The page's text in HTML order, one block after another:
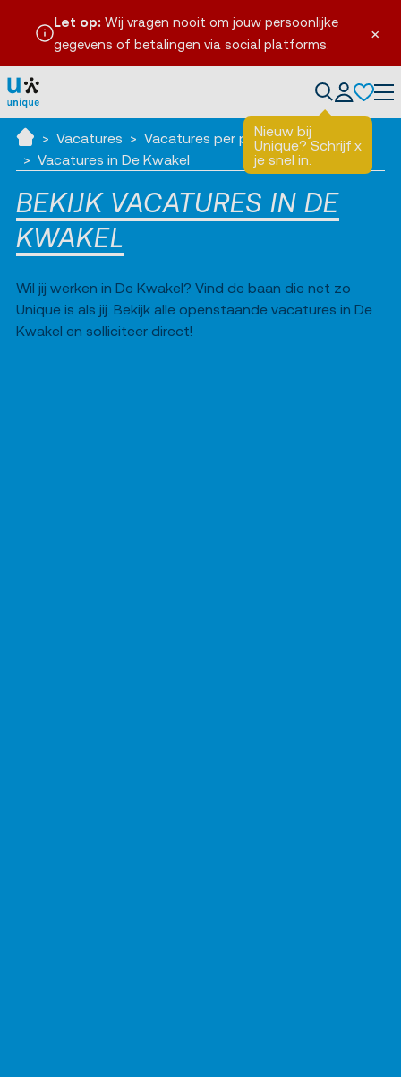
×
Let op: Wij vragen nooit om jouw persoonlijke
gegevens of betalingen via social platforms.
Nieuw bij
Unique? Schrijf
je snel in.
x
Ik zoek werk
Vacatures
Vacatures per plaats
Vacatures in De Kwakel
BEKIJK VACATURES IN DE
KWAKEL
Wil jij werken in De Kwakel? Vind de baan die net zo
Unique is als jij. Bekijk alle openstaande vacatures in De
Kwakel en solliciteer direct!